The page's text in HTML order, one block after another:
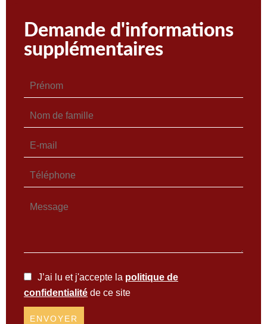
Demande d'informations
supplémentaires
J’ai lu et j'accepte la politique de
confidentialité de ce site
ENVOYER